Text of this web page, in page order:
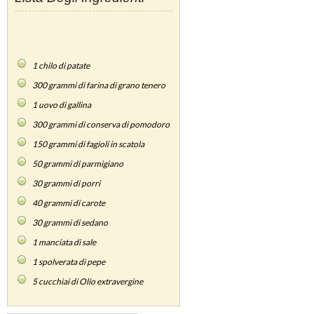
1 chilo di patate
300grammi di farina di grano tenero
1 uovo di gallina
300grammi di conserva di pomodoro
150grammi di fagioli in scatola
50grammi di parmigiano
30grammi di porri
40grammi di carote
30grammi di sedano
1 manciata di sale
1spolverata di pepe
5cucchiai di Olio extravergine